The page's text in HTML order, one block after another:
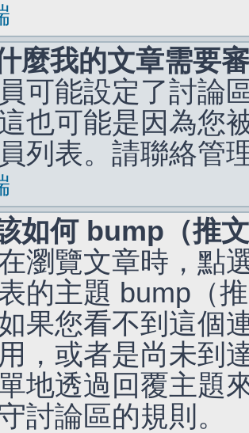
麼我的文章需要
可能設定了討論
也可能是因為您
列表。請聯絡管
如何 bump（推
瀏覽文章時，點
的主題 bump（
果您看不到這個
，或者是尚未到
地透過回覆主題
討論區的規則。